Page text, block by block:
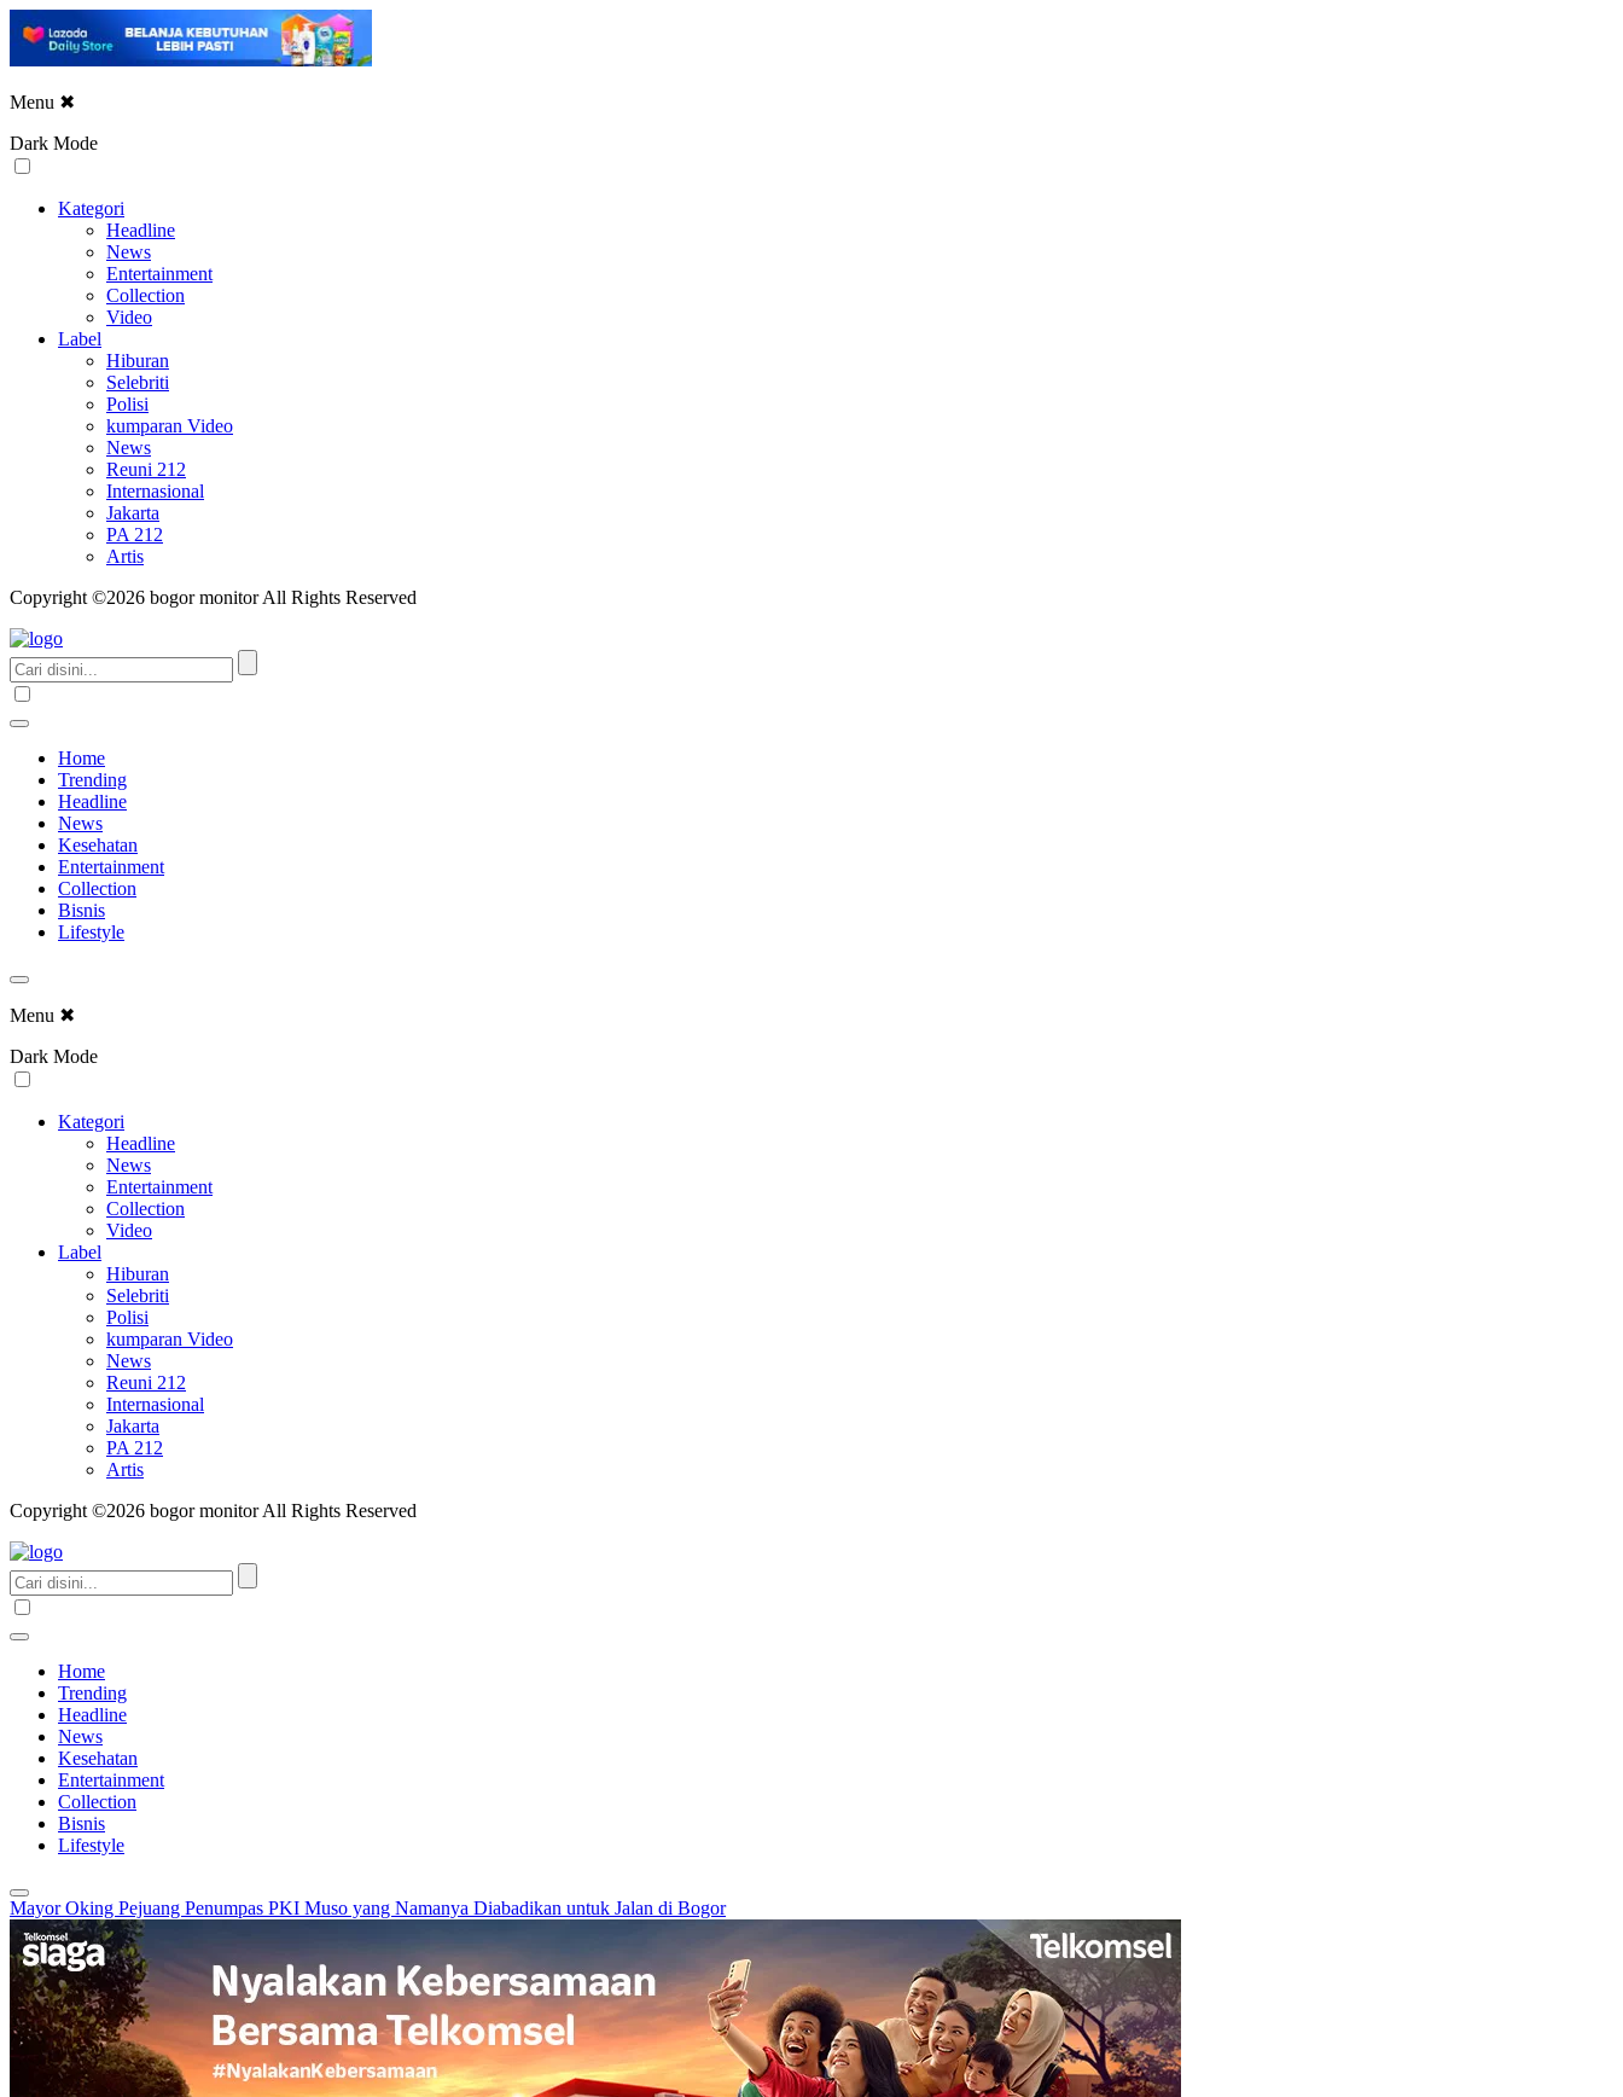
Menu ✖
Dark Mode
Kategori
Headline
News
Entertainment
Collection
Video
Label
Hiburan
Selebriti
Polisi
kumparan Video
News
Reuni 212
Internasional
Jakarta
PA 212
Artis
Copyright ©2026 bogor monitor All Rights Reserved
Home
Trending
Headline
News
Kesehatan
Entertainment
Collection
Bisnis
Lifestyle
Menu ✖
Dark Mode
Kategori
Headline
News
Entertainment
Collection
Video
Label
Hiburan
Selebriti
Polisi
kumparan Video
News
Reuni 212
Internasional
Jakarta
PA 212
Artis
Copyright ©2026 bogor monitor All Rights Reserved
Home
Trending
Headline
News
Kesehatan
Entertainment
Collection
Bisnis
Lifestyle
Mayor Oking Pejuang Penumpas PKI Muso yang Namanya Diabadikan untuk Jalan di Bogor